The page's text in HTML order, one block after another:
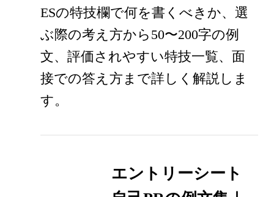
ESの特技欄で何を書くべきか、選
ぶ際の考え方から50〜200字の例
文、評価されやすい特技一覧、面
接での答え方まで詳しく解説しま
す。
エントリーシート